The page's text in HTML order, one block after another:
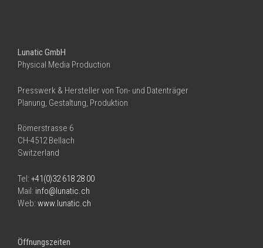
Lunatic GmbH
Physical Media Production
Presswerk & Hersteller von Ton- und Datenträger
Planung, Gestaltung, Produktion
Römerstrasse 6
CH-4512 Bellach
Switzerland
Tel: +41(0)32 618 28 00
Mail: info@lunatic.ch
Web: www.lunatic.ch
Öffnungszeiten